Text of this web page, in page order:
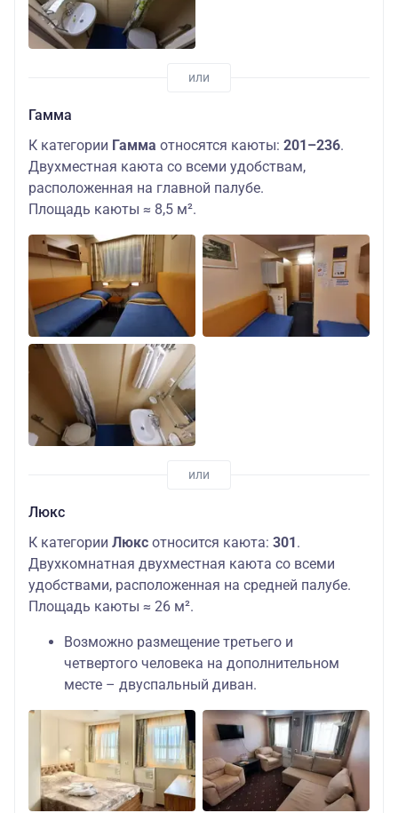
Гамма
К категории Гамма относятся каюты: 201–236.
Двухместная каюта со всеми удобствам,
расположенная на главной палубе.
Площадь каюты ≈ 8,5 м².
Люкс
К категории Люкс относится каюта: 301.
Двухкомнатная двухместная каюта со всеми
удобствами, расположенная на средней палубе.
Площадь каюты ≈ 26 м².
Возможно размещение третьего и
четвертого человека на дополнительном
месте – двуспальный диван.